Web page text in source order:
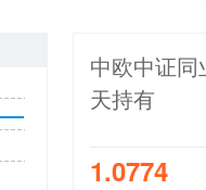
中欧中证
天持有
1.0774